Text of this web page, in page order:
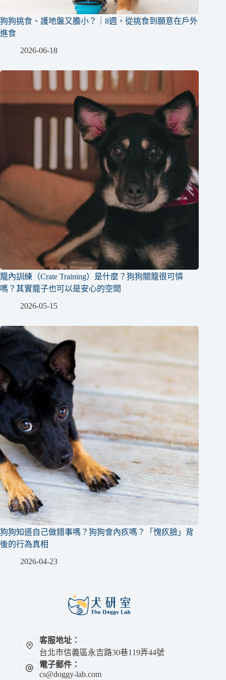
狗狗挑食、護地盤又膽小？｜8週，從挑食到願意在戶外
進食
2026-06-18
籠內訓練（Crate Training）是什麼？狗狗關籠很可憐
嗎？其實籠子也可以是安心的空間
2026-05-15
狗狗知道自己做錯事嗎？狗狗會內疚嗎？「愧疚臉」背
後的行為真相
2026-04-23
客服地址：
台北市信義區永吉路30巷119弄44號
電子郵件：
cs@doggy-lab.com